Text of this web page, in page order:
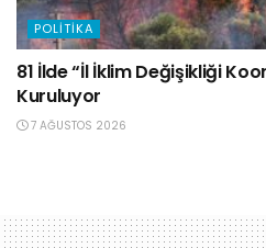
POLITIKA
81 İlde “İl İklim Değişikliği
Kuruluyor
7 AĞUSTOS 2026